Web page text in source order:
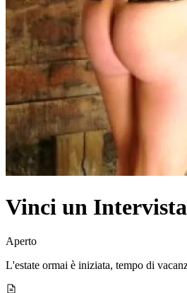
Vinci un
Aperto
L'estate ormai è iniziata, tempo di